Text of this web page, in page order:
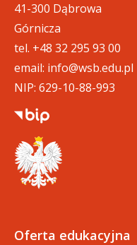
pdf
pdf
B)
pdf
41-300 Dąbrowa
Górnicza
tel. +48 32 295 93 00
email: info@wsb.edu.pl
NIP: 629-10-88-993
Oferta edukacyjna